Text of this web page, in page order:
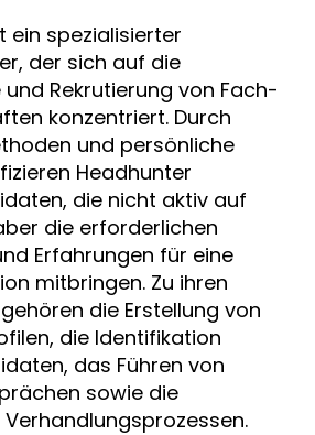
ein spezialisierter
der sich auf die
Rekrutierung von Fach-
konzentriert. Durch
und persönliche
Headhunter
die nicht aktiv auf
die erforderlichen
Erfahrungen für eine
mitbringen. Zu ihren
die Erstellung von
die Identifikation
das Führen von
sowie die